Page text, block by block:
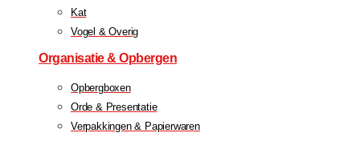
Kat
Vogel & Overig
Organisatie & Opbergen
Opbergboxen
Orde & Presentatie
Verpakkingen & Papierwaren